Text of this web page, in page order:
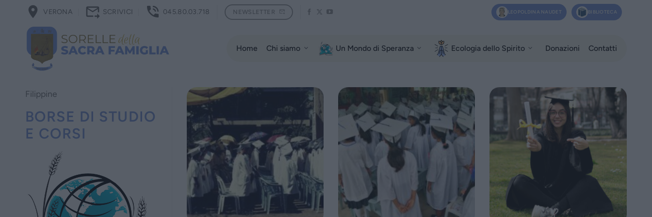
contenuti
VERONA SCRIVICI 045.80.03.718 NEWSLETTER LEOPOLDINA NAUDET BIBLIOTECA
Home Chi siamo Un Mondo di Speranza Ecologia dello Spirito Donazioni Contatti
Filippine
BORSE DI STUDIO
E CORSI